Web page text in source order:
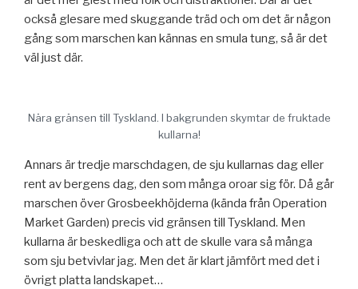
också glesare med skuggande träd och om det är någon
gång som marschen kan kännas en smula tung, så är det
väl just där.
Nära gränsen till Tyskland. I bakgrunden skymtar de fruktade
kullarna!
Annars är tredje marschdagen, de sju kullarnas dag eller
rent av bergens dag, den som många oroar sig för. Då går
marschen över Grosbeekhöjderna (kända från Operation
Market Garden) precis vid gränsen till Tyskland. Men
kullarna är beskedliga och att de skulle vara så många
som sju betvivlar jag. Men det är klart jämfört med det i
övrigt platta landskapet…